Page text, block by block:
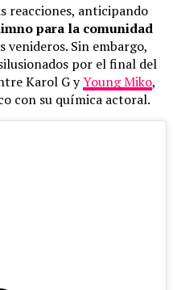
reacciones, anticipando
para la comunidad
venideros. Sin embargo,
por el final del
Karol G yYoung Miko,
con su química actoral.